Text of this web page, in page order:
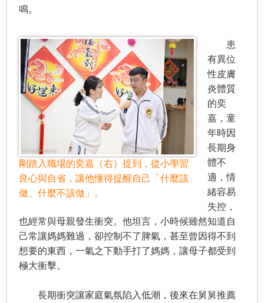
鳴。
剛踏入職場的奕嘉（右）提到，從小學習
良心與自省，讓他懂得提醒自己「什麼該
做、什麼不該做」。
患
有異位
性皮膚
炎體質
的奕
嘉，童
年時因
長期身
體不
適，情
緒容易
失控，
也經常與母親發生衝突。他坦言，小時候雖然知道自
己常讓媽媽難過，卻控制不了脾氣，甚至曾因得不到
想要的東西，一氣之下動手打了媽媽，讓母子都受到
極大衝擊。
長期衝突讓家庭氣氛陷入低潮，後來在舅舅推薦